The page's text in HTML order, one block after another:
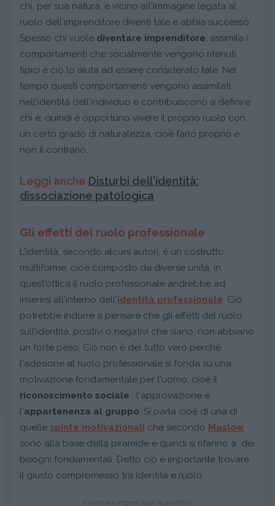
chi, per sua natura, è vicino all'immagine legata al
ruolo dell'imprenditore diventi tale e abbia successo.
Spesso chi vuole diventare imprenditore, assimila i
comportamenti che socialmente vengono ritenuti
tipici e ciò lo aiuta ad essere considerato tale. Nel
tempo questi comportamenti vengono assimilati
nell'identità dell'individuo e contribuiscono a definire
chi è, quindi è opportuno vivere il proprio ruolo con
un certo grado di naturalezza, cioè farlo proprio e
non il contrario.
Leggi anche Disturbi dell'identità:
dissociazione patologica
Gli effetti del ruolo professionale
L'identità, secondo alcuni autori, è un costrutto
multiforme, cioè composto da diverse unità; in
quest'ottica il ruolo professionale andrebbe ad
inserirsi all'interno dell'identità professionale. Ciò
potrebbe indurre a pensare che gli effetti del ruolo
sull'identità, positivi o negativi che siano, non abbiano
un forte peso. Ciò non è del tutto vero perché
l'adesione al ruolo professionale si fonda su una
motivazione fondamentale per l'uomo, cioè il
riconoscimento sociale , l'approvazione e
l'appartenenza al gruppo. Si parla cioè di una di
quelle spinte motivazionali che secondo Maslow
sono alla base della piramide e quindi si rifanno a dei
bisogni fondamentali. Detto ciò è importante trovare
il giusto compromesso tra Identità e ruolo.